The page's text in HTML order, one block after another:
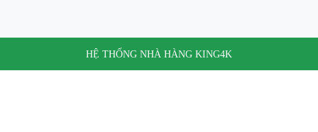
HỆ THỐNG NHÀ HÀNG KING4K